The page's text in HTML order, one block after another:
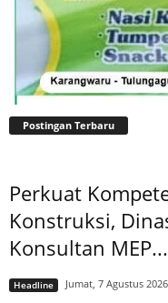
Postingan Terbaru
Perkuat
Konstruksi,
Konsultan MEP...
Headline Jumat, 7 Agustus